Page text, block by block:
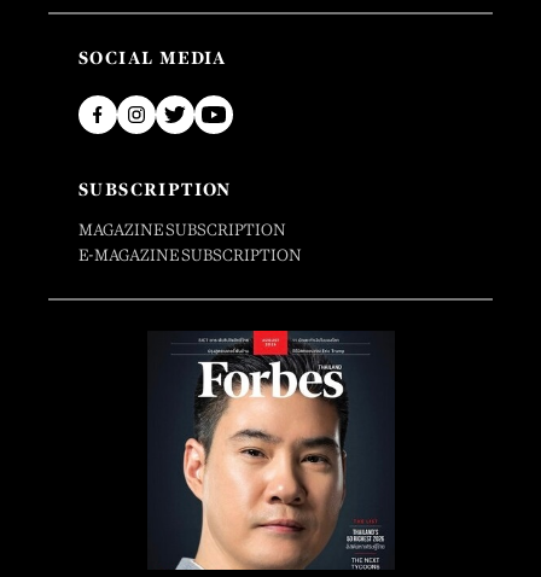
SOCIAL MEDIA
SUBSCRIPTION
MAGAZINE SUBSCRIPTION
E-MAGAZINE SUBSCRIPTION